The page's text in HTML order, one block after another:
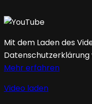
Mit dem Laden des
Datenschutzerklärung
Mehr erfahren
Video laden